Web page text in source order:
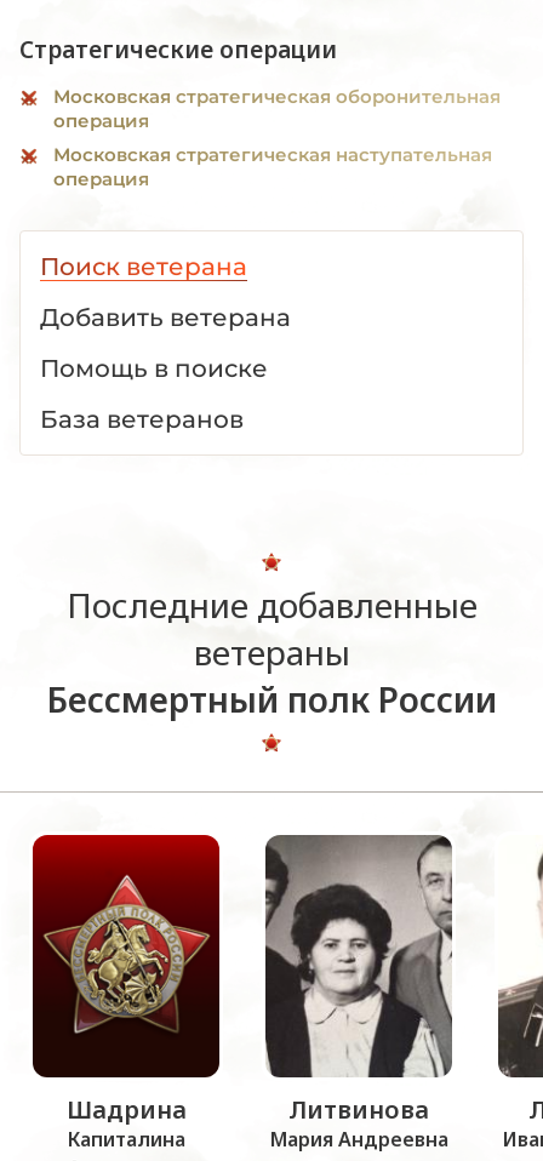
Стратегические операции
Московская стратегическая оборонительная
операция
Московская стратегическая наступательная
операция
Поиск ветерана
Добавить ветерана
Помощь в поиске
База ветеранов
Последние добавленные
ветераны
Бессмертный полк России
Шадрина
Капиталина
Литвинова
Мария Андреевна